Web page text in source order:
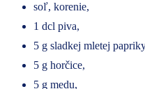
soľ, korenie,
1 dcl piva,
5 g sladkej mletej
5 g horčice,
5 g medu,